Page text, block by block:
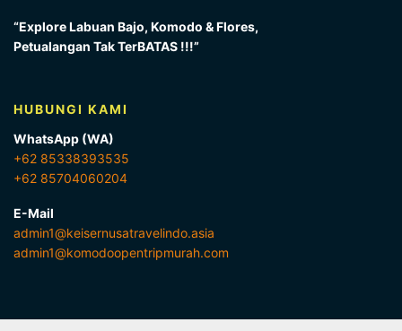
“Explore Labuan Bajo, Komodo & Flores,
Petualangan Tak TerBATAS !!!”
HUBUNGI KAMI
WhatsApp (WA)
+62 85338393535
+62 85704060204
E-Mail
admin1@keisernusatravelindo.asia
admin1@komodoopentripmurah.com